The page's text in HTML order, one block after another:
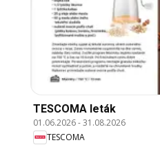
TESCOMA leták
01.06.2026-31.08.2026
TESCOMA